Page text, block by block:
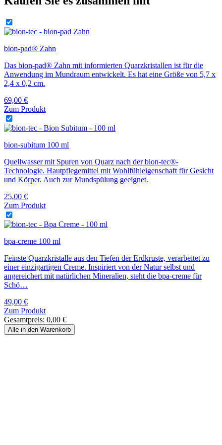
bion-pad® Zahn
Das bion-pad® Zahn mit informierten Quarzkristallen ist für die
Anwendung im Mundraum entwickelt. Es hat eine Größe von 5,7 x
2,4 x 0,2 cm.
69,00 €
Zum Produkt
bion-subitum 100 ml
Quellwasser mit Spuren von Quarz nach der bion-tec®-
Technologie. Hautpflegemittel mit Wohlfühleigenschaft für Gesicht
und Körper. Auch zur Mundspülung geeignet.
25,00 €
Zum Produkt
bpa-creme 100 ml
Feinste Quarzkristalle aus den Tiefen der Erdkruste, verarbeitet zu
einer einzigartigen Creme. Inspiriert von der Natur selbst und
angereichert mit natürlichen Mineralien, steht die bpa-creme für
Schö…
49,00 €
Zum Produkt
Gesamtpreis: 0,00 €
Alle in den Warenkorb